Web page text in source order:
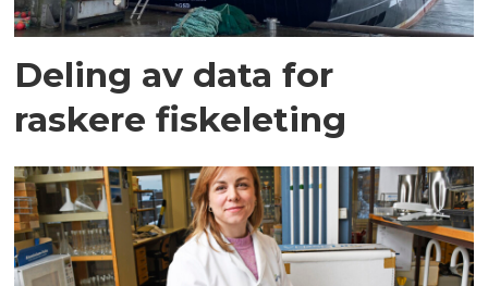
Deling av data for
raskere fiskeleting